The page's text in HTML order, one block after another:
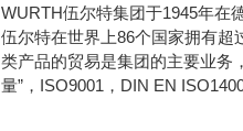
WURTH伍尔特集团于1945年在
伍尔特在世界上86个国家拥有超
类产品的贸易是集团的主要业务
量”，ISO9001，DIN EN